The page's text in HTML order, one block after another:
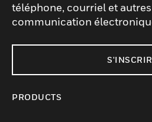
téléphone, courriel et
communication
PRODUCTS